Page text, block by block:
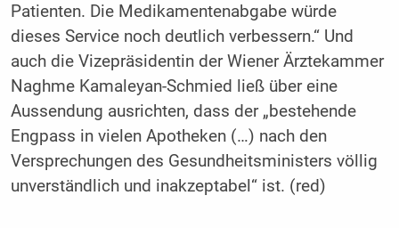
Patienten. Die Medikamentenabgabe würde
dieses Service noch deutlich verbessern.“ Und
auch die Vizepräsidentin der Wiener Ärztekammer
Naghme Kamaleyan-Schmied ließ über eine
Aussendung ausrichten, dass der „bestehende
Engpass in vielen Apotheken (…) nach den
Versprechungen des Gesundheitsministers völlig
unverständlich und inakzeptabel“ ist. (red)